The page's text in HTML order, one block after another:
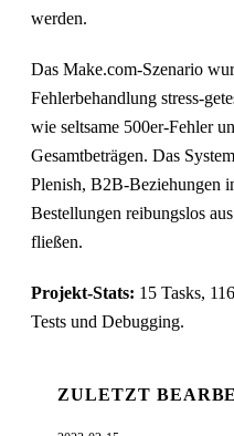
werden.
Das Make.com-Szenario
Fehlerbehandlung stress-
wie seltsame 500er-Fehler
Gesamtbeträgen. Das
Plenish, B2B-Beziehungen
Bestellungen reibungslos
fließen.
Projekt-Stats: 15 Tasks,
Tests und Debugging.
ZULETZT